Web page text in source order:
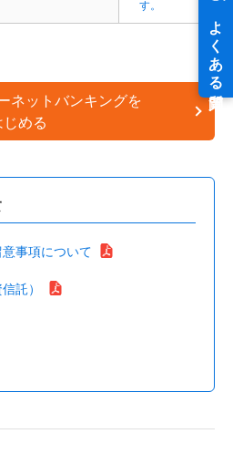
す。
ネットバンキングを
じめる
事項について
託）